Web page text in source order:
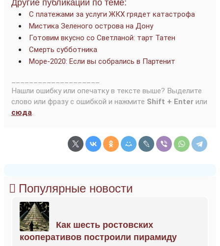
Другие публикации по теме:
С платежами за услуги ЖКХ грядет катастрофа
Мистика Зеленого острова на Дону
Готовим вкусно со Светланой: тарт Татен
Смерть субботника
Море-2020: Если вы собрались в Партенит
Нашли ошибку или опечатку в тексте выше? Выделите
слово или фразу с ошибкой и нажмите Shift + Enter или
сюда
Популярные новости
Как шесть ростовских
кооперативов построили пирамиду